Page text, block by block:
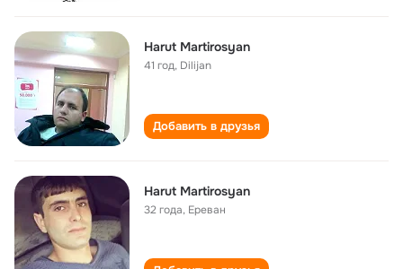
Harut Martirosyan
41 год, Dilijan
Добавить в друзья
Harut Martirosyan
32 года, Ереван